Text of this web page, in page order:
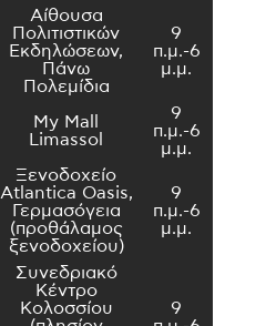
Αίθουσα
Πολιτιστικών
Εκδηλώσεων,
Πάνω
Πολεμίδια
9
π.μ.-6
μ.μ.
My Mall
Limassol
9
π.μ.-6
μ.μ.
Ξενοδοχείο
Atlantica Oasis,
Γερμασόγεια
(προθάλαμος
ξενοδοχείου)
9
π.μ.-6
μ.μ.
Συνεδριακό
Κέντρο
Κολοσσίου
9